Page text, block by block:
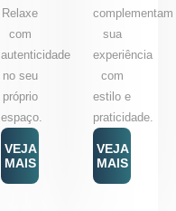
Relaxe
com
autenticidade
no seu
próprio
espaço.
VEJA
MAIS
complementam
sua
experiência
com
estilo e
praticidade.
VEJA
MAIS